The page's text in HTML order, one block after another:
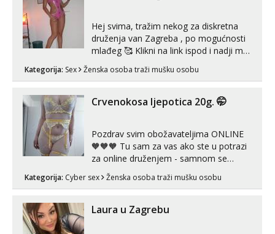
Hej svima, tražim nekog za diskretna
druženja van Zagreba , po mogućnosti
mlađeg 🥰 Klikni na link ispod i nadji me
Kategorija: Sex Ženska osoba traži mušku osobu
Crvenokosa ljepotica 20g. 🤭
Pozdrav svim obožavateljima ONLINE
🧡🧡🧡 Tu sam za vas ako ste u potrazi
za online druženjem - samnom se
možete zabaviti preko videopoziva, ili
ako vam nisam dovoljna radim i u paru i
😉 Radim i vruća tipkanja uz slike i hot
line pozive. Za vas sam pripremila ...
Kategorija: Cyber sex Ženska osoba traži mušku osobu
Laura u Zagrebu